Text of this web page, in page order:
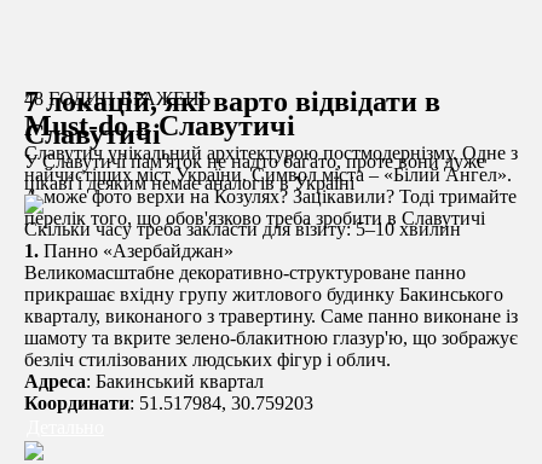
48 ГОДИН ВРАЖЕНЬ
Must-do в Славутичі
Славутич унікальний архітектурою постмодернізму. Одне з
найчистіших міст України. Символ міста – «Білий Ангел».
А може фото верхи на Козулях? Зацікавили? Тоді тримайте
перелік того, що обов'язково треба зробити в Славутичі
7 локацій, які варто відвідати в
Славутичі
У Славутичі пам'яток не надто багато, проте вони дуже
цікаві і деяким немає аналогів в Україні
Скільки часу треба закласти для візиту: 5–10 хвилин
1. Панно «Азербайджан»
Великомасштабне декоративно-структуроване панно
прикрашає вхідну групу житлового будинку Бакинського
кварталу, виконаного з травертину. Саме панно виконане із
шамоту та вкрите зелено-блакитною глазур'ю, що зображує
безліч стилізованих людських фігур і облич.
Адреса: Бакинський квартал
Координати: 51.517984, 30.759203